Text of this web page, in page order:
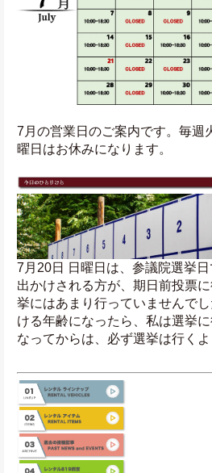
7月の営業日のご案内です。毎週
曜日はお休みになります。
7月20日 日曜日は、参議院選挙
出かけされる方が、期日前投票
挙にはあまり行っていませんで
ける年齢になったら、私は選挙
なってからは、必ず選挙は行くよ